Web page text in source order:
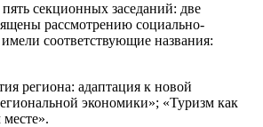
секционных заседаний: две
рассмотрению социально-
соответствующие названия:
региона: адаптация к новой
экономики»; «Туризм как